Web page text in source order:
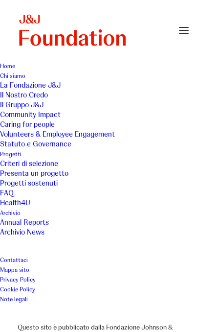
Home
Chi siamo
La Fondazione J&J
Il Nostro Credo
Il Gruppo J&J
Community Impact
Caring for people
Volunteers & Employee Engagement
Statuto e Governance
Progetti
Criteri di selezione
Presenta un progetto
Progetti sostenuti
FAQ
Health4U
Archivio
Annual Reports
Archivio News
Contattaci
Mappa sito
Privacy Policy
Cookie Policy
Note legali
Questo sito è pubblicato dalla Fondazione Johnson &
Jigsaw is a harmony among the group will not be
Jigsaw is a harmony among the group will not be impossible.